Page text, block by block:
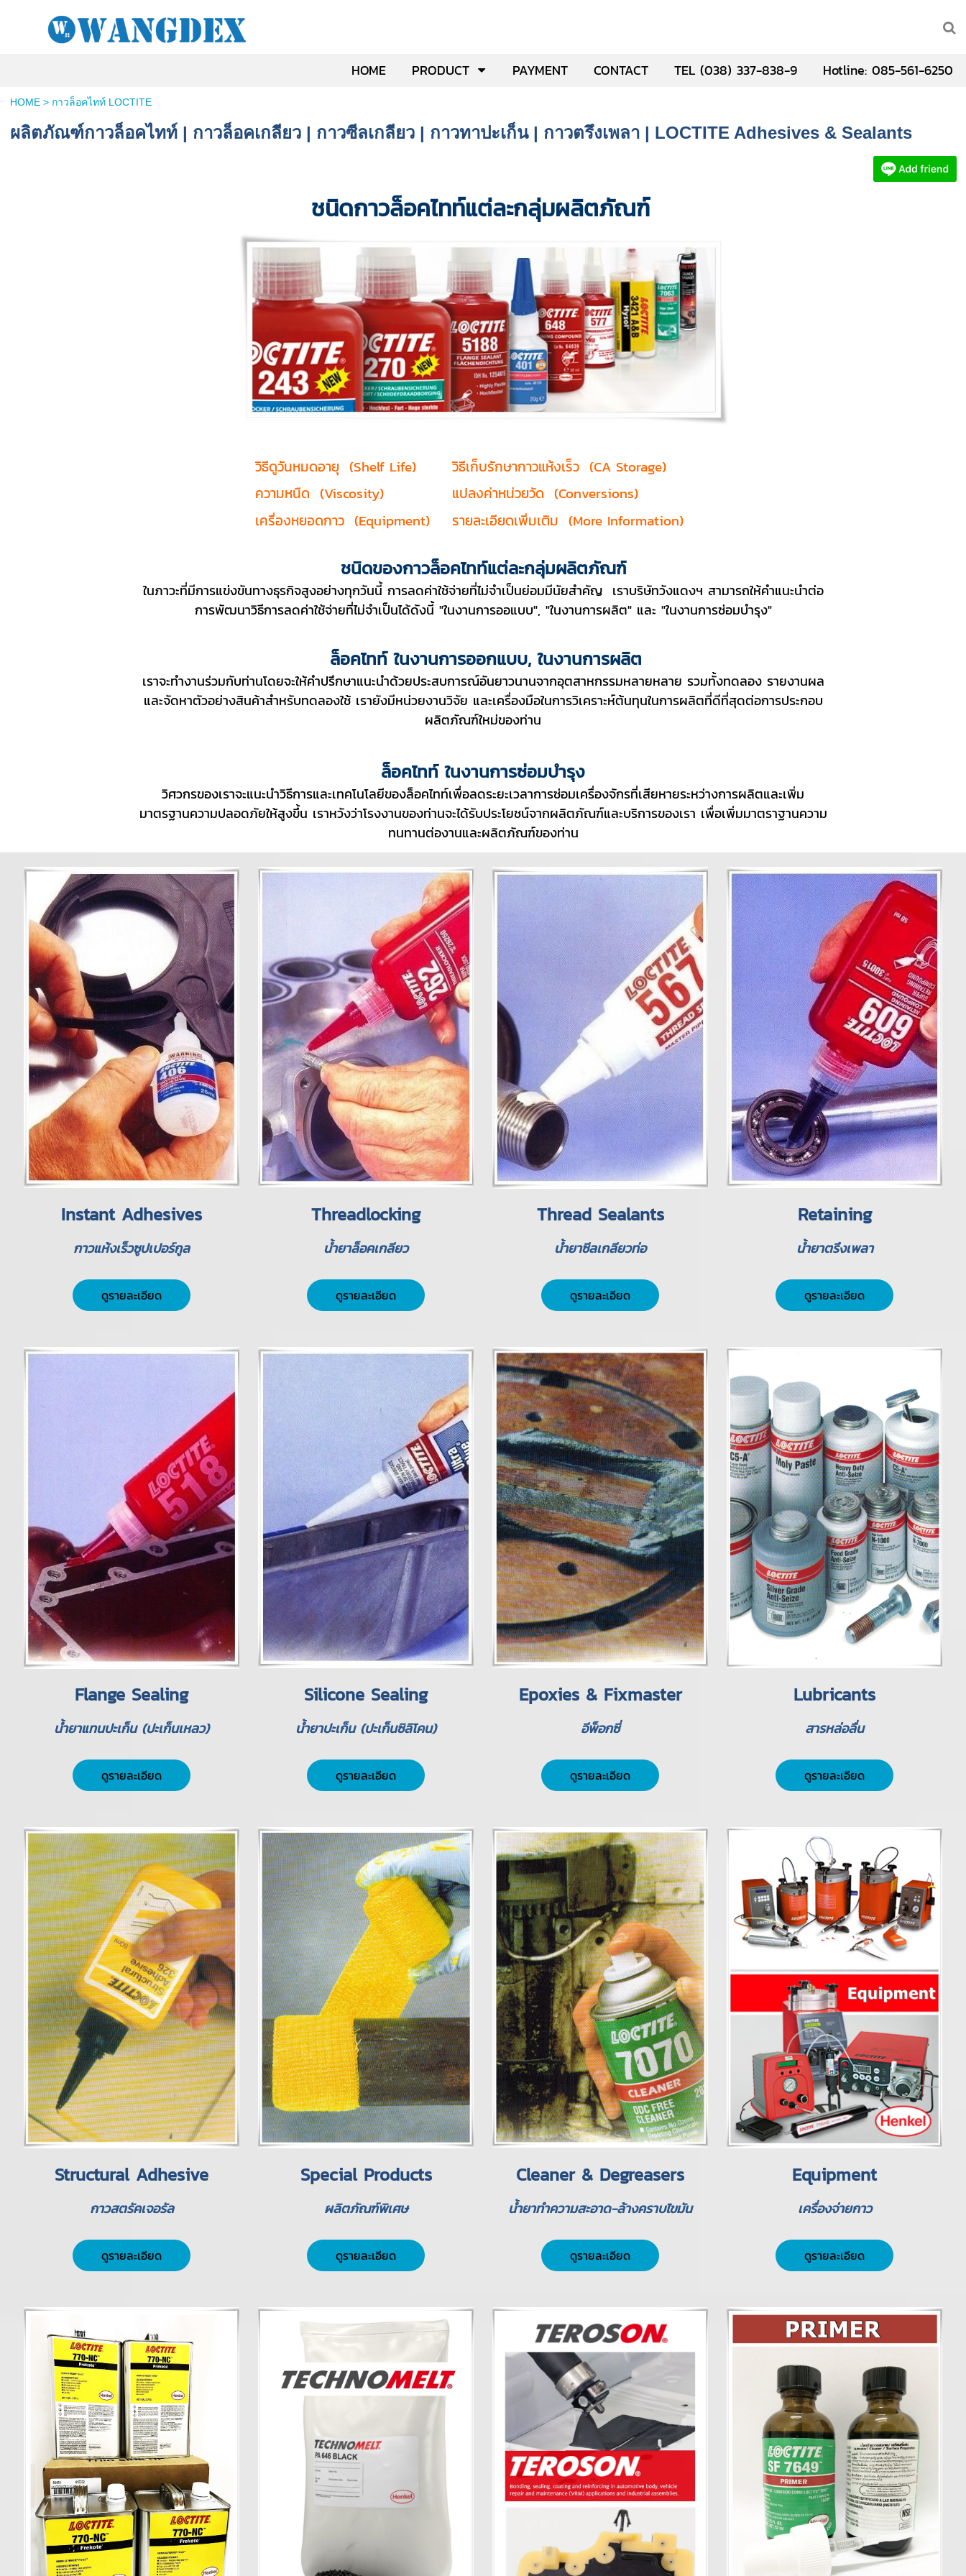
HOME PRODUCT PAYMENT CONTACT TEL (038) 337-838-9 Hotline: 085-561-6250
HOME> กาวล็อคไทท์ LOCTITE
ผลิตภัณฑ์กาวล็อคไทท์ | กาวล็อคเกลียว | กาวซีลเกลียว | กาวทาปะเก็น | กาวตรึงเพลา | LOCTITE Adhesives & Sealants
ชนิดกาวล็อคไทท์แต่ละกลุ่มผลิตภัณฑ์
วิธีดูวันหมดอายุ (Shelf Life)
วิธีเก็บรักษากาวแห้งเร็ว (CA Storage)
ความหนืด (Viscosity)
แปลงค่าหน่วยวัด (Conversions)
เครื่องหยอดกาว (Equipment)
รายละเอียดเพิ่มเติม (More Information)
ชนิดของกาวล็อคไทท์แต่ละกลุ่มผลิตภัณฑ์
ในภาวะที่มีการแข่งขันทางธุรกิจสูงอย่างทุกวันนี้ การลดค่าใช้จ่ายที่ไม่จำเป็นย่อมมีนัยสำคัญ เราบริษัทวังแดงฯ สามารถให้คำแนะนำต่อ
การพัฒนาวิธีการลดค่าใช้จ่ายที่ไม่จำเป็นได้ดังนี้ "ในงานการออแบบ", "ในงานการผลิต" และ "ในงานการซ่อมบำรุง"
ล็อคไทท์ ในงานการออกแบบ, ในงานการผลิต
เราจะทำงานร่วมกับท่านโดยจะให้คำปรึกษาแนะนำด้วยประสบการณ์อันยาวนานจากอุตสาหกรรมหลายหลาย รวมทั้งทดลอง รายงานผล
และจัดหาตัวอย่างสินค้าสำหรับทดลองใช้ เรายังมีหน่วยงานวิจัย และเครื่องมือในการวิเคราะห์ต้นทุนในการผลิตที่ดีที่สุดต่อการประกอบ
ผลิตภัณฑ์ใหม่ของท่าน
ล็อคไทท์ ในงานการซ่อมบำรุง
วิศวกรของเราจะแนะนำวิธีการและเทคโนโลยีของล็อคไทท์เพื่อลดระยะเวลาการซ่อมเครื่องจักรที่เสียหายระหว่างการผลิตและเพิ่ม
มาตรฐานความปลอดภัยให้สูงขึ้น เราหวังว่าโรงงานของท่านจะได้รับประโยชน์จากผลิตภัณฑ์และบริการของเรา เพื่อเพิ่มมาตราฐานความ
ทนทานต่องานและผลิตภัณฑ์ของท่าน
Instant Adhesives
กาวแห้งเร็วซูปเปอร์กูล
ดูรายละเอียด
Threadlocking
น้ำยาล็อคเกลียว
ดูรายละเอียด
Thread Sealants
น้ำยาซีลเกลียวท่อ
ดูรายละเอียด
Retaining
น้ำยาตรึงเพลา
ดูรายละเอียด
Flange Sealing
น้ำยาแทนปะเก็น (ปะเก็นเหลว)
ดูรายละเอียด
Silicone Sealing
น้ำยาปะเก็น (ปะเก็นซิลิโคน)
ดูรายละเอียด
Epoxies & Fixmaster
อีพ็อกซี่
ดูรายละเอียด
Lubricants
สารหล่อลื่น
ดูรายละเอียด
Structural Adhesive
กาวสตรัคเจอรัล
ดูรายละเอียด
Special Products
ผลิตภัณฑ์พิเศษ
ดูรายละเอียด
Cleaner & Degreasers
น้ำยาทำความสะอาด-ล้างคราบไขมัน
ดูรายละเอียด
Equipment
เครื่องจ่ายกาว
ดูรายละเอียด